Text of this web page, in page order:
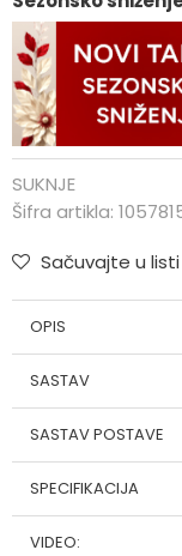
SUKNJE
Šifra artikla:
Sačuvajte u listi
OPIS
SASTAV
SASTAV POSTAVE
SPECIFIKACIJA
VIDEO: